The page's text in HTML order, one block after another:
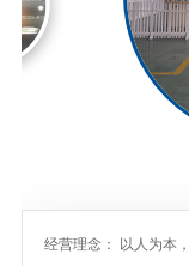
经营理念： 以人为本